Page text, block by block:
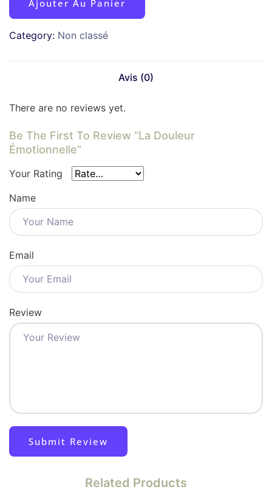
Ajouter Au Panier
Category: Non classé
Avis (0)
There are no reviews yet.
Be The First To Review “la Douleur
Émotionnelle”
Your Rating
Name
Email
Review
Related Products